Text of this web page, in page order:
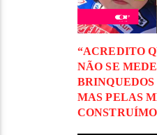
“ACREDITO
NÃO SE
MAS PELAS